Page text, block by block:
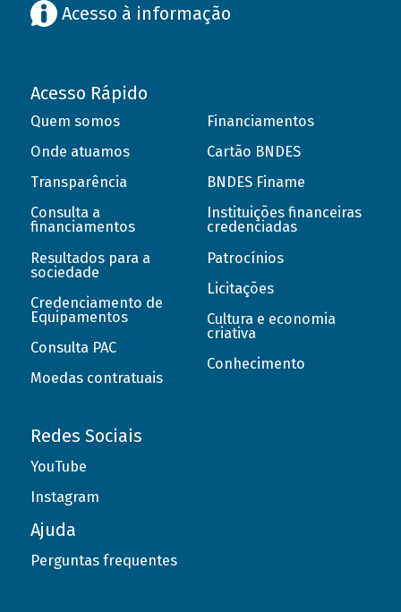
Acesso à informação
Acesso Rápido
Quem somos
Onde atuamos
Transparência
Consulta a
financiamentos
Resultados para a
sociedade
Credenciamento de
Equipamentos
Consulta PAC
Moedas contratuais
Financiamentos
Cartão BNDES
BNDES Finame
Instituições financeiras
credenciadas
Patrocínios
Licitações
Cultura e economia
criativa
Conhecimento
Redes Sociais
YouTube
Instagram
Ajuda
Perguntas frequentes